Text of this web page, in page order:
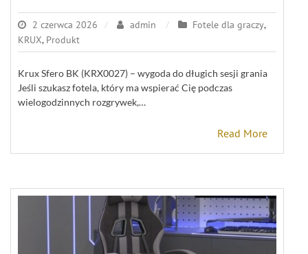
2 czerwca 2026 admin Fotele dla graczy,
KRUX, Produkt
Krux Sfero BK (KRX0027) – wygoda do długich sesji grania
Jeśli szukasz fotela, który ma wspierać Cię podczas
wielogodzinnych rozgrywek,…
Read More